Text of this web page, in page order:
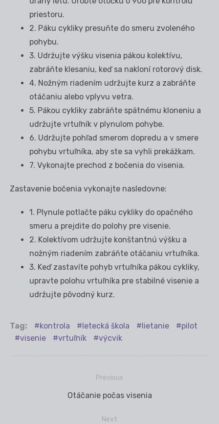
priestoru.
2. Páku cykliky presuňte do smeru zvoleného
pohybu.
3. Udržujte výšku visenia pákou kolektívu,
zabráňte klesaniu, keď sa nakloní rotorový disk.
4. Nožným riadením udržujte kurz a zabráňte
otáčaniu alebo vplyvu vetra.
5. Pákou cykliky zabráňte spätnému kloneniu a
udržujte vrtuľník v plynulom pohybe.
6. Udržujte pohľad smerom dopredu a v smere
pohybu vrtuľníka, aby ste sa vyhli prekážkam.
7. Vykonajte prechod z bočenia do visenia.
Zastavenie bočenia vykonajte nasledovne:
1. Plynule potlačte páku cykliky do opačného
smeru a prejdite do polohy pre visenie.
2. Kolektívom udržujte konštantnú výšku a
nožným riadením zabráňte otáčaniu vrtuľníka.
3. Keď zastavíte pohyb vrtuľníka pákou cykliky,
upravte polohu vrtuľníka pre stabilné visenie a
udržujte pôvodný kurz.
Tag: kontrola letecká škola lietanie
pilot
visenie
vrtuľník výcvik
Previous
Previous
Otáčanie počas visenia
Next